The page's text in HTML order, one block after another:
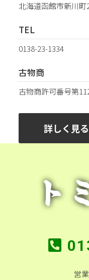
北海道函館市新川町
TEL
0138-23-1334
古物商
古物商許可番号第
詳しく見る
営